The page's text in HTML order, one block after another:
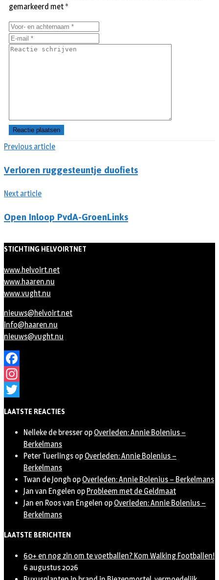
Previous article
Verloren ruggesteuntje duofiets
Next article
Open Inloop PvdA-GroenLinks
gemarkeerd met *
STICHTING HELVOIRTNET
www.helvoirt.net
www.haaren.nu
www.vught.nu
nieuws@helvoirt.net
info@haaren.nu
nieuws@vught.nu
Facebook
Instagram
LAATSTE REACTIES
Nelleke de bresser op Overleden: Annie Bolenius –
Berkelmans
Peter Tuerlings op Overleden: Annie Bolenius –
Berkelmans
Twan de Jongh op Overleden: Annie Bolenius – Berkelmans
Jan van Engelen op Probleem met de Geldmaat
Jan en Roos van Engelen op Overleden: Annie Bolenius –
Berkelmans
LAATSTE BERICHTEN
60+ en nog zin om te voetballen? Kom Walking Footballen!
6 augustus 2026